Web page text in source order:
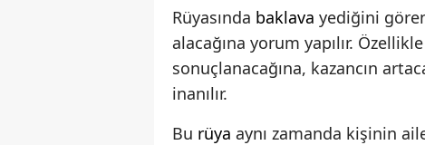
Rüyasında baklava yediğini
alacağına yorum yapılır.
sonuçlanacağına, kazancın
inanılır.
Bu rüya aynı zamanda kişinin